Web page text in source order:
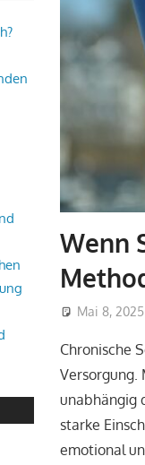
Wenn
Mai 8, 2025
Chronische
Versorgung.
unabhängig
starke
emotional